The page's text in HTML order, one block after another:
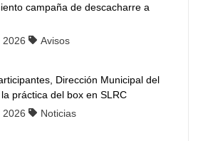
campaña de descacharre a
2026
Avisos
Dirección Municipal del
práctica del box en SLRC
2026
Noticias